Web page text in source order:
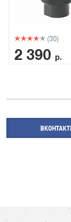
(30)
2 390 р.